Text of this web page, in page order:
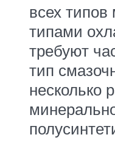
всех
типами
требуют
тип
несколько